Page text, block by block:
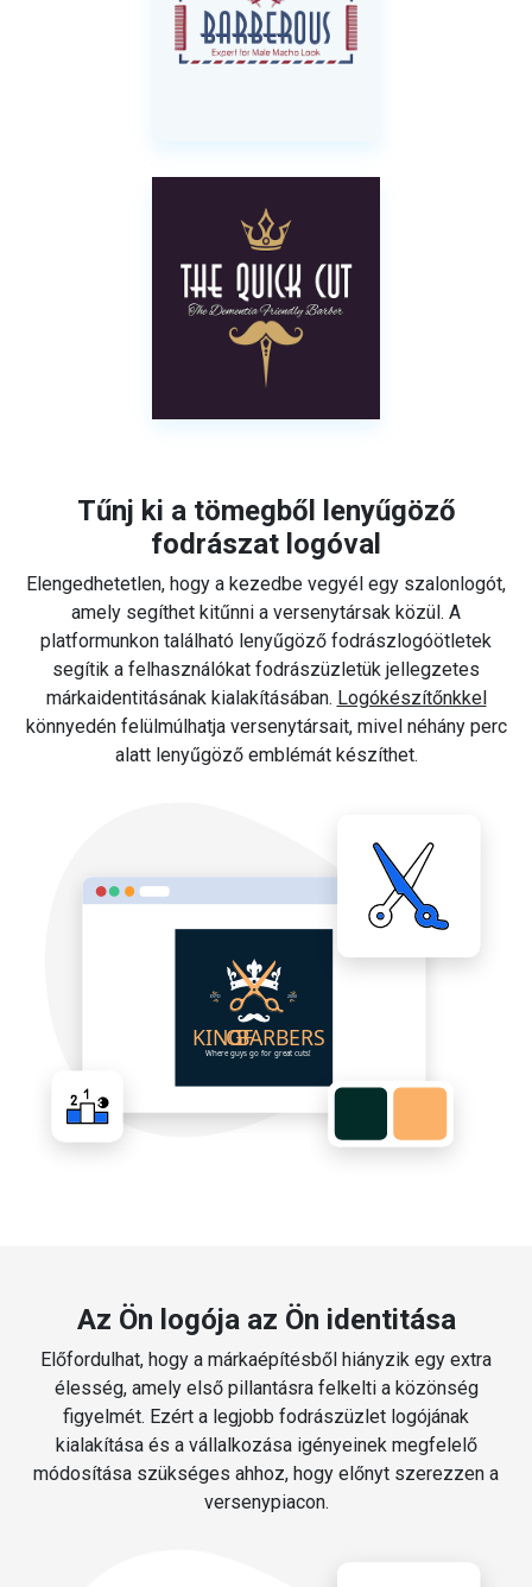
Tűnj ki a tömegből lenyűgöző
fodrászat logóval
Elengedhetetlen, hogy a kezedbe vegyél egy szalonlogót,
amely segíthet kitűnni a versenytársak közül. A
platformunkon található lenyűgöző fodrászlogóötletek
segítik a felhasználókat fodrászüzletük jellegzetes
márkaidentitásának kialakításában. Logókészítőnkkel
könnyedén felülmúlhatja versenytársait, mivel néhány perc
alatt lenyűgöző emblémát készíthet.
Az Ön logója az Ön identitása
Előfordulhat, hogy a márkaépítésből hiányzik egy extra
élesség, amely első pillantásra felkelti a közönség
figyelmét. Ezért a legjobb fodrászüzlet logójának
kialakítása és a vállalkozása igényeinek megfelelő
módosítása szükséges ahhoz, hogy előnyt szerezzen a
versenypiacon.